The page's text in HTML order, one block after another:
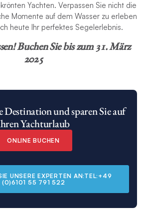
Yachten. Verpassen Sie nicht die
Momente auf dem Wasser zu erleben
heute Ihr perfektes Segelerlebnis.
Buchen Sie bis zum 31. März
2025
Destination und sparen Sie auf
Yachturlaub
ONLINE BUCHEN
UNSERE EXPERTEN AN:TEL:+49
(0)6101 55 791 522